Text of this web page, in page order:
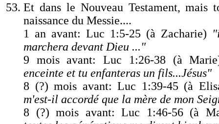
Et dans le Nouveau Testament, mais
naissance du Messie....
1 an avant: Luc 1:5-25 (à Zacharie) "
marchera devant Dieu ..."
9 mois avant: Luc 1:26-38 (à
enceinte et tu enfanteras un fils...Jésus"
8 (?) mois avant: Luc 1:39-45 (à
m'est-il accordé que la mère de mon
8 (?) mois avant: Luc 1:46-56 (à